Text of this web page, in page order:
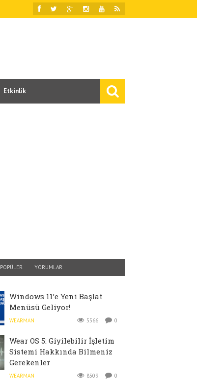
Etkinlik
POPÜLER YORUMLAR
Windows 11’e Yeni Başlat
Menüsü Geliyor!
WEARMAN 5566 0
Wear OS 5: Giyilebilir İşletim
Sistemi Hakkında Bilmeniz
Gerekenler
WEARMAN 8509 0